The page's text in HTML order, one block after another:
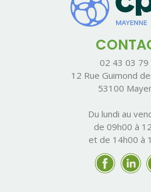
02 43 03 79
12 Rue Guimond
53100
Du lundi au
de 09h00 à
et de 14h00 à